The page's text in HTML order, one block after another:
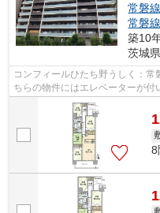
常磐線
常磐線
築10
茨城
コンフィールひたち野うしく：
ちらの物件にはエレベーターが付
平成28年築の物件となっており、
8